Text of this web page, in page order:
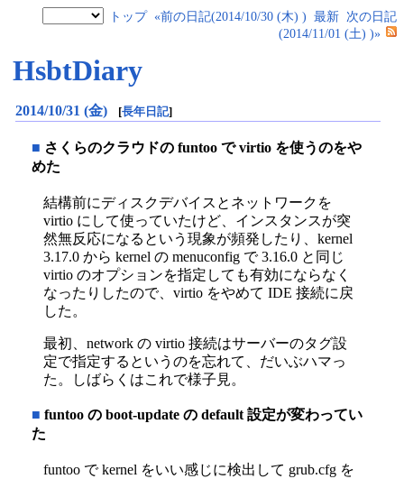
トップ «前の日記(2014/10/30 (木) ) 最新 次の日記
(2014/11/01 (土) )»
HsbtDiary
2014/10/31 (金) [長年日記]
■ さくらのクラウドの funtoo で virtio を使うのをや
めた
結構前にディスクデバイスとネットワークを
virtio にして使っていたけど、インスタンスが突
然無反応になるという現象が頻発したり、kernel
3.17.0 から kernel の menuconfig で 3.16.0 と同じ
virtio のオプションを指定しても有効にならなく
なったりしたので、virtio をやめて IDE 接続に戻
した。
最初、network の virtio 接続はサーバーのタグ設
定で指定するというのを忘れて、だいぶハマっ
た。しばらくはこれで様子見。
■ funtoo の boot-update の default 設定が変わってい
た
funtoo で kernel をいい感じに検出して grub.cfg を